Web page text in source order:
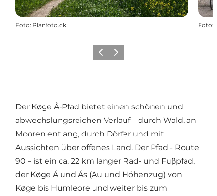
Foto: Planfoto.dk Foto:
ZurückWeiter
Der Køge Å-Pfad bietet einen schönen und
abwechslungsreichen Verlauf – durch Wald, an
Mooren entlang, durch Dörfer und mit
Aussichten über offenes Land. Der Pfad - Route
90 – ist ein ca. 22 km langer Rad- und Fuβpfad,
der Køge Å und Ås (Au und Höhenzug) von
Køge bis Humleore und weiter bis zum